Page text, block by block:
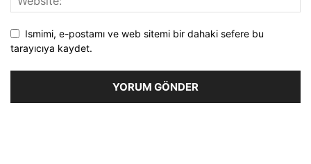
Ismimi, e-postamı ve web sitemi bir dahaki sefere bu
tarayıcıya kaydet.